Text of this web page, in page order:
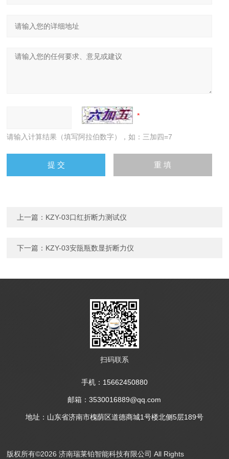
请输入计算结果（填写阿拉伯数字），如：三加四=7
上一篇： KZY-03口红折断力测试仪
下一篇： KZY-03安瓿瓶数显折断力仪
扫码联系
手机：15662450880
邮箱：3530016889@qq.com
地址：山东省济南市槐荫区道德商城1号楼北侧5层189号
版权所有©2026 济南瑞莱铂智能科技有限公司 All Rights